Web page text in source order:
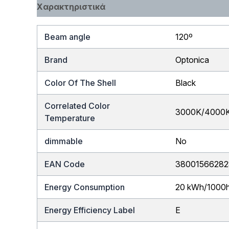
Χαρακτηριστικά
Beam angle 120º
Brand Optonica
Color Of The Shell Black
Correlated Color
Temperature
3000K/
dimmable No
EAN Code
Energy Consumption 20 kWh/
Energy Efficiency Label E